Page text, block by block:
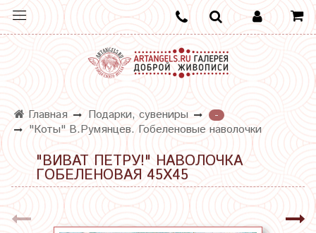
Главная Подарки, сувениры
-
"Коты" В.Румянцев. Гобеленовые наволочки
"ВИВАТ ПЕТРУ!" НАВОЛОЧКА
ГОБЕЛЕНОВАЯ 45Х45